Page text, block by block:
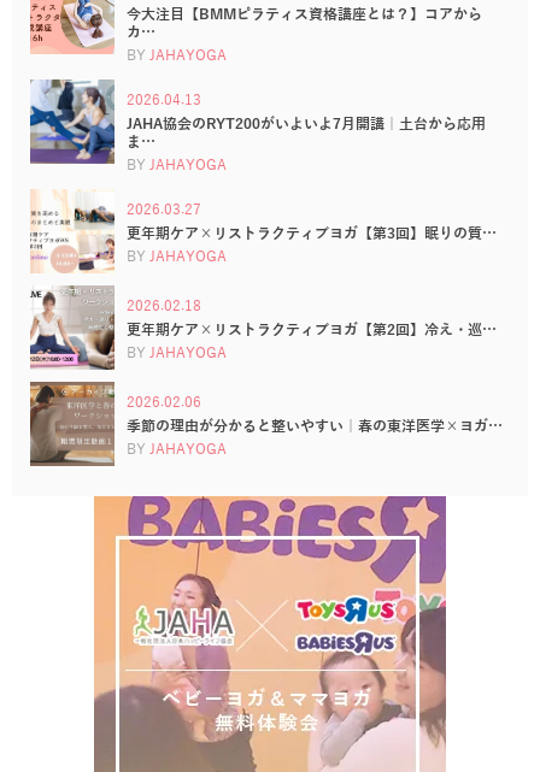
今大注目【BMMピラティス資格講座とは？】コアから
カ…
BY JAHAYOGA
2026.04.13
JAHA協会のRYT200がいよいよ7月開講｜土台から応用
ま…
BY JAHAYOGA
2026.03.27
更年期ケア×リストラクティブヨガ【第3回】眠りの質…
BY JAHAYOGA
2026.02.18
更年期ケア×リストラクティブヨガ【第2回】冷え・巡…
BY JAHAYOGA
2026.02.06
季節の理由が分かると整いやすい｜春の東洋医学×ヨガ…
BY JAHAYOGA